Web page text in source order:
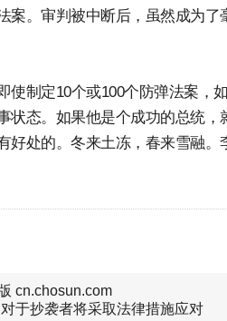
。审判被中断后，虽然成为了
制定10个或100个防弹法案，
态。如果他是个成功的总统，
处的。冬来土冻，春来雪融。
cn.chosun.com
于抄袭者将采取法律措施应对